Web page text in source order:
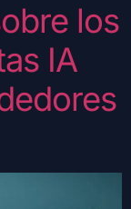
los
IA